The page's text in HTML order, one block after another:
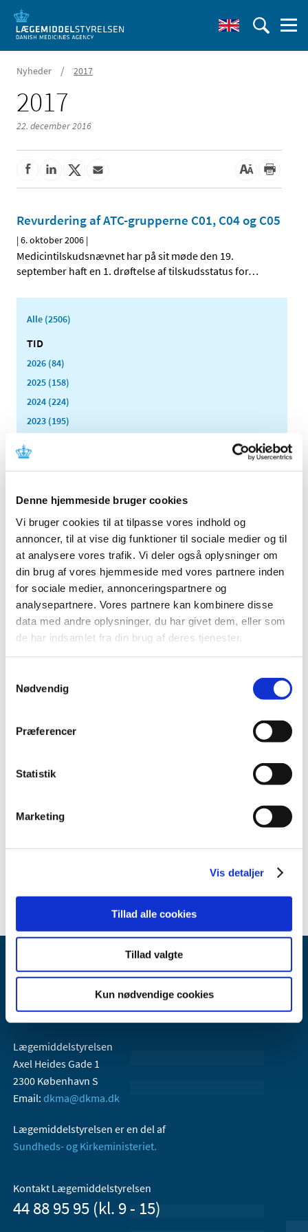
Denne hjemmeside bruger cookies
Vi bruger cookies til at tilpasse vores indhold og
annoncer, til at vise dig funktioner til sociale medier og til
at analysere vores trafik. Vi deler også oplysninger om
din brug af vores hjemmeside med vores partnere inden
for sociale medier, annonceringspartnere og
analysepartnere. Vores partnere kan kombinere disse
data med andre oplysninger, du har givet dem, eller som
de har indsamlet fra din brug af deres tjenester.
Nødvendig
Præferencer
Statistik
Marketing
Vis detaljer
Tillad alle cookies
Tillad valgte
Kun nødvendige cookies
Nyheder / 2017
2017
22. december 2016
Revurdering af ATC-grupperne C01, C04 og C05
|6. oktober 2006 |
Medicintilskudsnævnet har på sit møde den 19.
september haft en 1. drøftelse af tilskudsstatus for…
Alle (2506)
TID
2026 (84)
2025 (158)
2024 (224)
2023 (195)
2021 (516)
2019 (159)
2018 (150)
2017 (167)
2016 (167)
2015 (33)
2014 (44)
2013 (49)
2012 (44)
2009 (14)
2007 (3)
september (1)
Lægemiddelstyrelsen
Axel Heides Gade 1
2300 København S
Email: dkma@dkma.dk
Lægemiddelstyrelsen er en del af
Sundheds- og Kirkeministeriet.
Kontakt Lægemiddelstyrelsen
44 88 95 95 (kl. 9 - 15)